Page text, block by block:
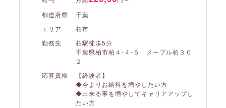
都道府県
千葉
エリア
柏市
勤務先
柏駅徒歩5分
千葉県柏市柏４-４-５ メープル柏３０
２
応募資格
【経験者】
◆今よりお給料を増やしたい方
◆出来る事を増やしてキャリアアップし
たい方